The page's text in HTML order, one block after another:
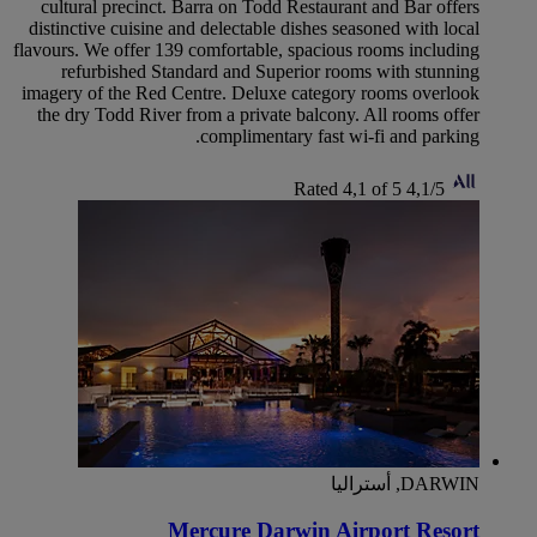
cultural precinct. Barra on Todd Restaurant and Bar offers
distinctive cuisine and delectable dishes seasoned with local
flavours. We offer 139 comfortable, spacious rooms including
refurbished Standard and Superior rooms with stunning
imagery of the Red Centre. Deluxe category rooms overlook
the dry Todd River from a private balcony. All rooms offer
complimentary fast wi-fi and parking.
4,1/5
Rated 4,1 of 5
DARWIN, أستراليا
Mercure Darwin Airport Resort